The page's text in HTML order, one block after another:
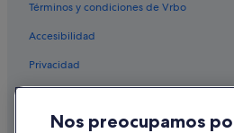
Términos y condiciones de Vrbo
Accesibilidad
Privacidad
Cookies
Condiciones de uso
Nos preocupamos